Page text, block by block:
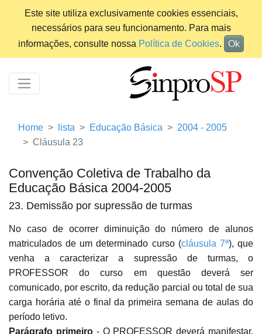
Este site utiliza exclusivamente cookies essenciais,
necessários para seu funcionamento. Para mais
informações, consulte nossa Política de Cookies. Ok
Home lista Educação Básica
2004 - 2005
Cláusula 23
Convenção Coletiva de Trabalho da
Educação Básica 2004-2005
23. Demissão por supressão de turmas
No caso de ocorrer diminuição do número de alunos
matriculados de um determinado curso (cláusula 7ª), que
venha a caracterizar a supressão de turmas, o
PROFESSOR do curso em questão deverá ser
comunicado, por escrito, da redução parcial ou total de sua
carga horária até o final da primeira semana de aulas do
período letivo.
Parágrafo primeiro- O PROFESSOR deverá manifestar,